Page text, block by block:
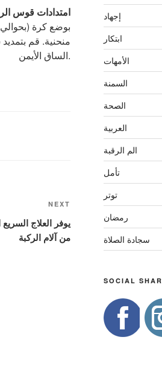
امتدادات قوس
بوضع كرة
منحنية. قم
الساق الأيمن.
Post
NEXT
يوفر العلاج
من آلام الركبة
إجهاد
ابتكار
الأمهات
السمنة
الصحة
العربية
الم الرقبة
تأمل
توتر
رمضان
سجادة الصلاة
SOCIAL